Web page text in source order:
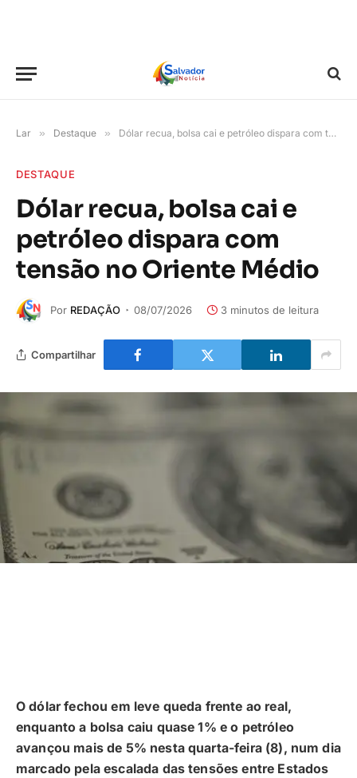
Lar » Destaque » Dólar recua, bolsa cai e petróleo dispara com tensão no Oriente Médio
DESTAQUE
Dólar recua, bolsa cai e
petróleo dispara com
tensão no Oriente Médio
Por REDAÇÃO 08/07/2026 3 minutos de leitura
Compartilhar
O dólar fechou em leve queda frente ao real,
enquanto a bolsa caiu quase 1% e o petróleo
avançou mais de 5% nesta quarta-feira (8), num dia
marcado pela escalada das tensões entre Estados